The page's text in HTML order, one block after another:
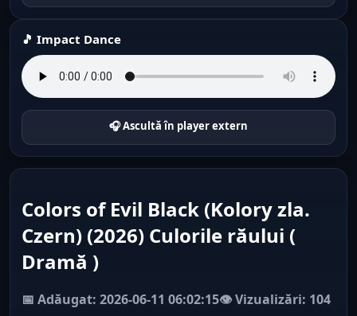
🎵 Impact Dance
🎧 Ascultă în player extern
Colors of Evil Black (Kolory zla.
Czern) (2026) Culorile răului (
Dramă )
📅 Adăugat: 2026-06-11 06:02:15👁️ Vizualizări: 104